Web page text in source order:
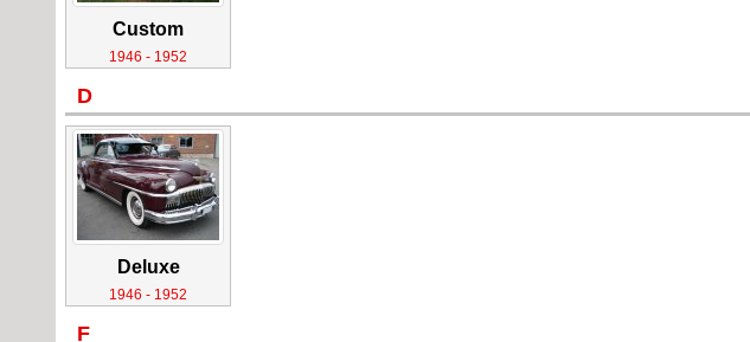
Custom
1946 - 1952
D
Deluxe
1946 - 1952
F